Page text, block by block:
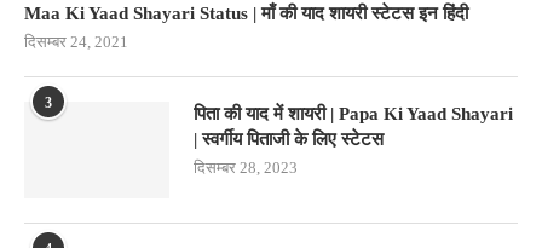
Maa Ki Yaad Shayari Status | माँ की याद शायरी स्टेटस इन हिंदी
दिसम्बर 24, 2021
3
पिता की याद में शायरी | Papa Ki Yaad Shayari
| स्वर्गीय पिताजी के लिए स्टेटस
दिसम्बर 28, 2023